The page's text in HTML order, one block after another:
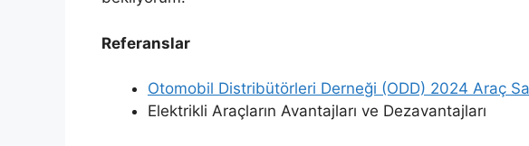
Referanslar
Otomobil Distribütörleri Derneği (ODD) 2024 Araç
Elektrikli Araçların Avantajları ve Dezavantajları